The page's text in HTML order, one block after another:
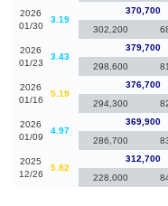
2026
01/30
3.19
370,700
302,200
2026
01/23
3.43
379,700
298,600
2026
01/16
5.19
376,700
294,300
2026
01/09
4.97
369,900
286,700
2025
12/26
5.82
312,700
228,000